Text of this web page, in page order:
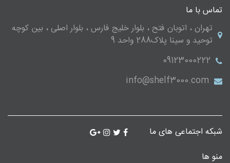
تماس با ما
تهران ، اتوبان فتح ، بلوار خلیج فارس ، بلوار اصلی ، بین کوچه
توحید و سینا پلاک288 واحد 9
09123000222
info@shelf3000.com
شبکه اجتماعی های ما
منو ها